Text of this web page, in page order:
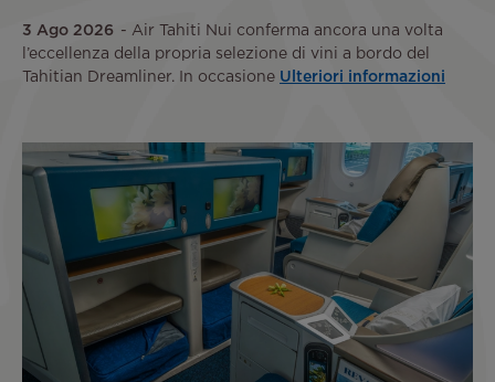
3 Ago 2026
Air Tahiti Nui conferma ancora una volta
l’eccellenza della propria selezione di vini a bordo del
Tahitian Dreamliner. In occasione Ulteriori informazioni